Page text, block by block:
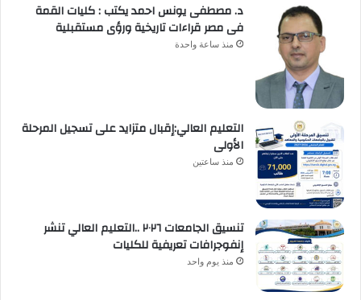
د. مصطفى يونس احمد يكتب : كليات القمة
فى مصر قراءات تاريخية ورؤى مستقبلية
منذ ساعة واحدة
التعليم العالي:إقبال متزايد على تسجيل المرحلة
الأولى
منذ ساعتين
تنسيق الجامعات ٢٠٢٦ ..التعليم العالي تنشر
إنفوجرافات تعريفية للكليات
منذ يوم واحد